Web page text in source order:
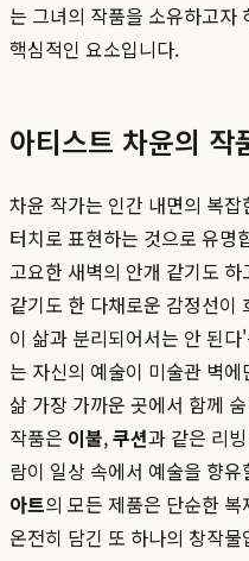
는 그녀의 작품을 소유하고자
핵심적인 요소입니다.
아티스트 차윤의 작
차윤 작가는 인간 내면의 복
터치로 표현하는 것으로 유명
고요한 새벽의 안개 같기도
같기도 한 다채로운 감정선이
이 삶과 분리되어서는 안 된
는 자신의 예술이 미술관 벽
삶 가장 가까운 곳에서 함께
작품은 이불,쿠션과 같은 리
람이 일상 속에서 예술을 향
아트의 모든 제품은 단순한
온전히 담긴 또 하나의 창작물